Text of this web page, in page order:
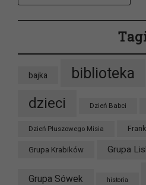
bajka biblioteka
dzieci Dzień Babci
Dzień Pluszowego Misia
Grupa Krabików Grupa
Grupa Sówek historia